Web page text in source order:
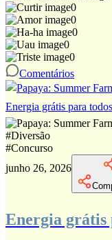
0
0
0
0
0
Comentários
Energia grátis para
#Diversão
#Concurso
junho 26, 2026
Energia grátis